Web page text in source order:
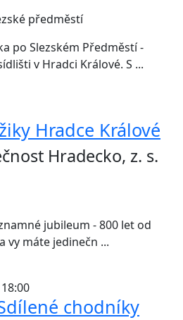
předměstí
po Slezském Předměstí -
v Hradci Králové. S ...
Hradce Králové
Hradecko, z. s.
jubileum - 800 let od
vy máte jedinečn ...
chodníky